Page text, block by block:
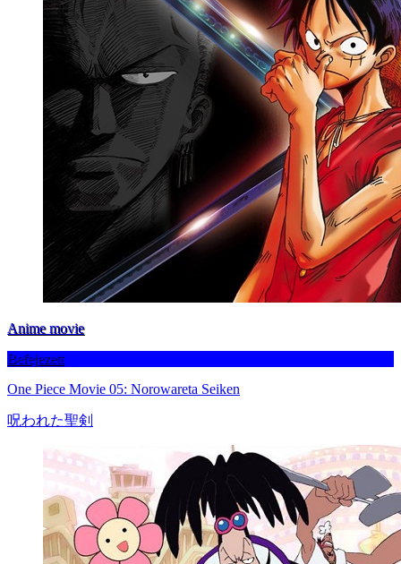
Anime movie
Befejezett
One Piece Movie 05: Norowareta Seiken
呪われた聖剣